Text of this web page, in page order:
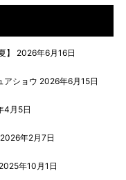
2026年6月16日
アショウ 2026年6月15日
4月5日
2026年2月7日
2025年10月1日